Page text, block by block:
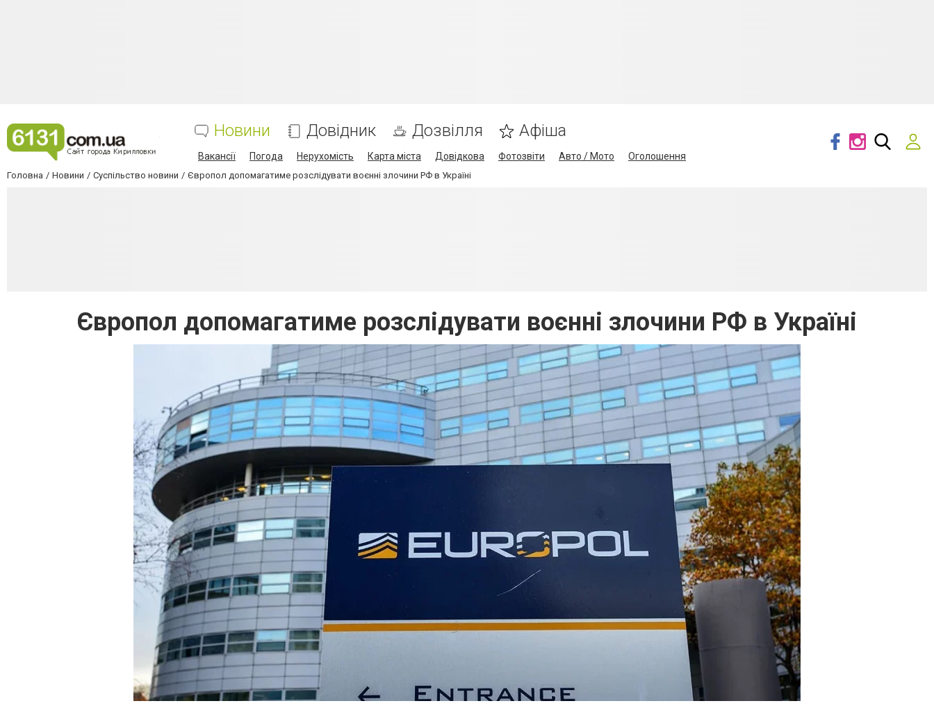
Новини Довідник Дозвілля Афіша
Вакансії Погода Нерухомість Карта міста Довідкова Фотозвіти Авто / Мото Оголошення
Головна Новини Суспільство новини Європол допомагатиме розслідувати воєнні злочини РФ в Україні
Європол допомагатиме розслідувати воєнні злочини РФ в Україні